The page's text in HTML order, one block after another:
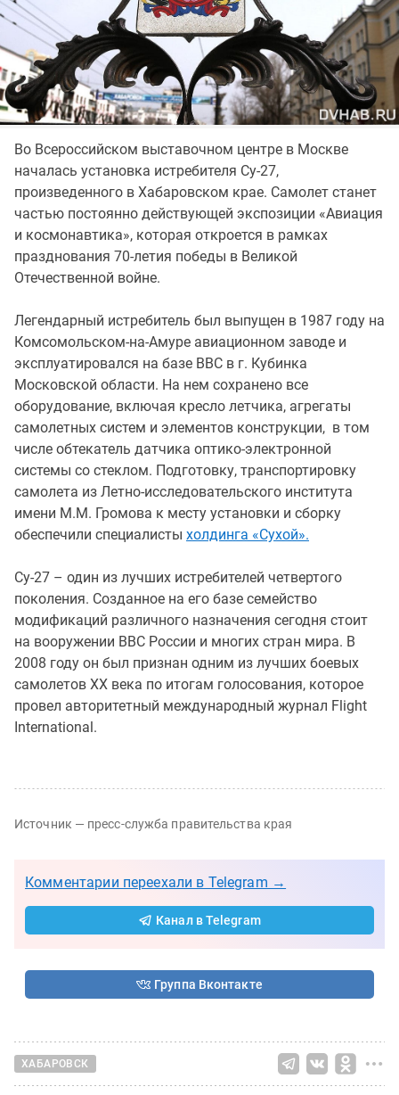
Во Всероссийском выставочном центре в Москве
началась установка истребителя Су-27,
произведенного в Хабаровском крае. Самолет станет
частью постоянно действующей экспозиции «Авиация
и космонавтика», которая откроется в рамках
празднования 70-летия победы в Великой
Отечественной войне.
Легендарный истребитель был выпущен в 1987 году на
Комсомольском-на-Амуре авиационном заводе и
эксплуатировался на базе ВВС в г. Кубинка
Московской области. На нем сохранено все
оборудование, включая кресло летчика, агрегаты
самолетных систем и элементов конструкции, в том
числе обтекатель датчика оптико-электронной
системы со стеклом. Подготовку, транспортировку
самолета из Летно-исследовательского института
имени М.М. Громова к месту установки и сборку
обеспечили специалисты холдинга «Сухой».
Су-27 – один из лучших истребителей четвертого
поколения. Созданное на его базе семейство
модификаций различного назначения сегодня стоит
на вооружении ВВС России и многих стран мира. В
2008 году он был признан одним из лучших боевых
самолетов XX века по итогам голосования, которое
провел авторитетный международный журнал Flight
International.
Источник — пресс-служба правительства края
Комментарии переехали в Telegram →
Канал в Telegram
Группа Вконтакте
ХАБАРОВСК